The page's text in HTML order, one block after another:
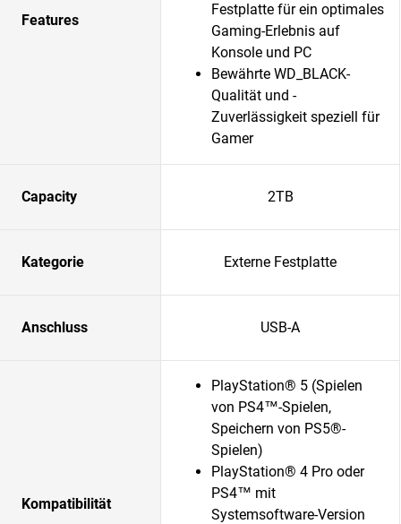
Features
Festplatte für ein optimales
Gaming-Erlebnis auf
Konsole und PC
Bewährte WD_BLACK-
Qualität und -
Zuverlässigkeit speziell für
Gamer
Capacity 2TB
Kategorie Externe Festplatte
Anschluss USB-A
Kompatibilität
PlayStation® 5 (Spielen
von PS4™-Spielen,
Speichern von PS5®-
Spielen)
PlayStation® 4 Pro oder
PS4™ mit
Systemsoftware-Version